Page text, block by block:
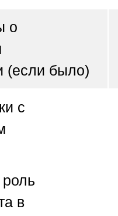
о
(если было)
с
в